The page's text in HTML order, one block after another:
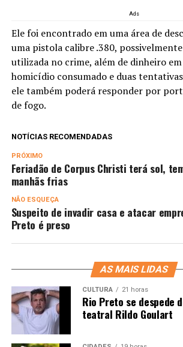
Ads
Ele foi encontrado em uma área de
uma pistola calibre .380,
utilizada no crime, além de dinheiro em
homicídio consumado e duas
ele também poderá responder por
de fogo.
NOTÍCIAS RECOMENDADAS
PRÓXIMO
Feriadão de Corpus Christi terá sol,
manhãs frias
NÃO ESQUEÇA
Suspeito de invadir casa e atacar
Preto é preso
AS MAIS LIDAS
CULTURA 21 horas
Rio Preto se despede
teatral Rildo Goulart